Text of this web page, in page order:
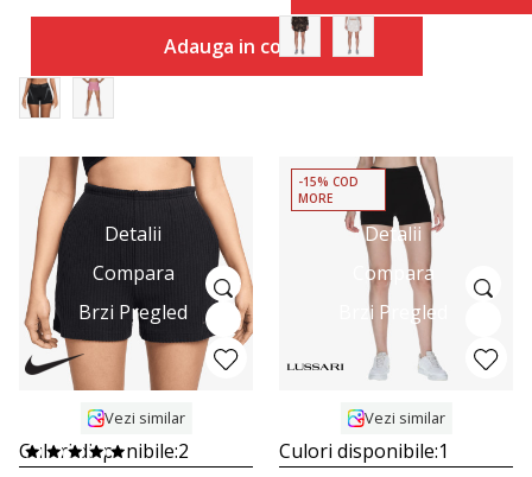
Adauga in cos
Detalii
Compara
Brzi Pregled
Vezi similar
Culori disponibile:2
Detalii
Compara
Brzi Pregled
-15% COD
MORE
Vezi similar
Culori disponibile:1